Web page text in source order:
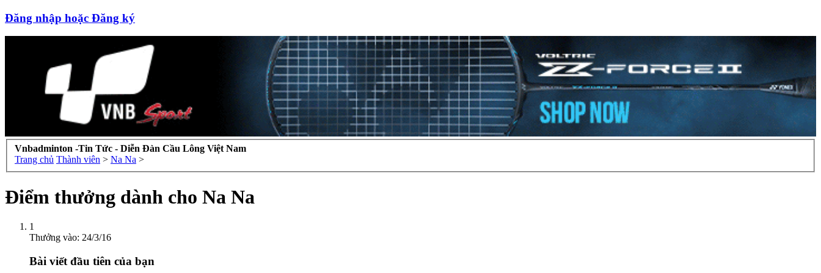
Đăng nhập hoặc Đăng ký
Vnbadminton -Tin Tức - Diễn Đàn Cầu Lông Việt Nam
Trang chủ Thành viên > Na Na >
Điểm thưởng dành cho Na Na
1
Thưởng vào: 24/3/16
Bài viết đầu tiên của bạn